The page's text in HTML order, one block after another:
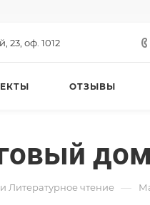
23, оф. 1012
ОТЗЫВЫ
Литературное чтение —